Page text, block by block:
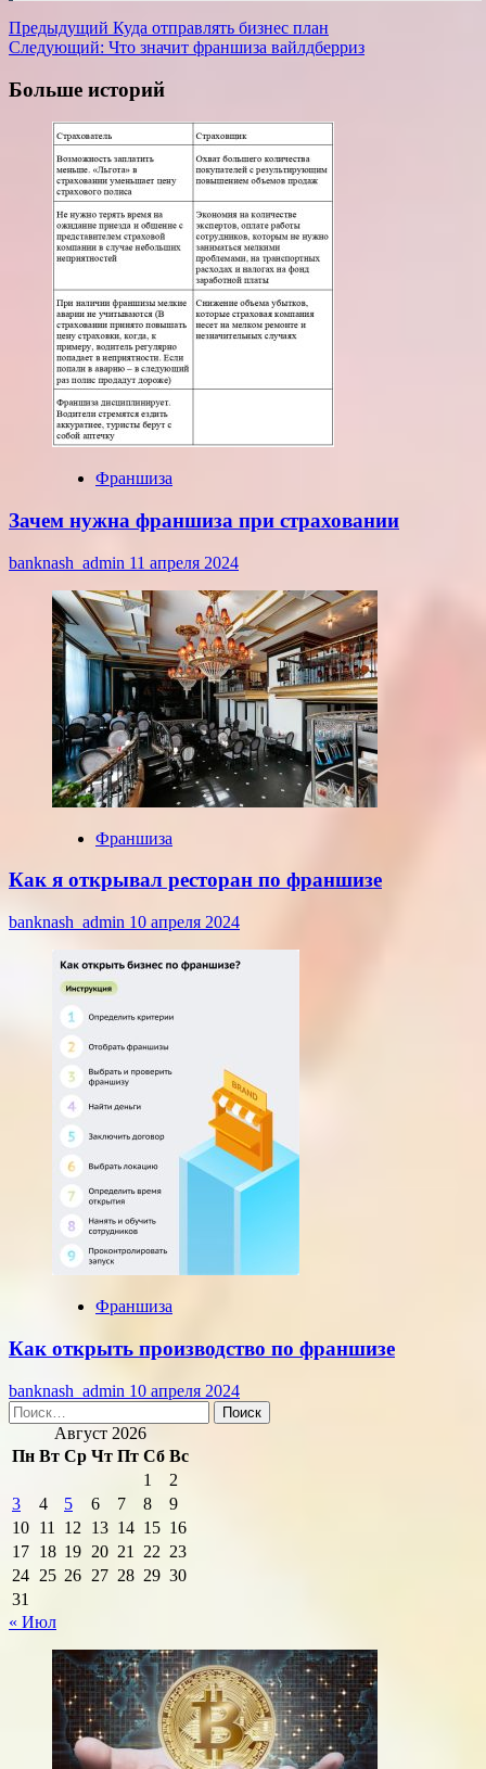
Навигация
записи
Предыдущий Куда отправлять бизнес план
Следующий: Что значит франшиза вайлдберриз
Больше историй
Франшиза
Зачем нужна франшиза при страховании
banknash_admin 11 апреля 2024
Франшиза
Как я открывал ресторан по франшизе
banknash_admin 10 апреля 2024
Франшиза
Как открыть производство по франшизе
banknash_admin 10 апреля 2024
Найти:
Август 2026
Пн Вт Ср Чт Пт Сб Вс
1
2
3
4 5 6 7 8
9
10 11 12 13 14 15 16
17 18 19 20 21 22 23
24 25 26 27 28 29 30
31
« Июл